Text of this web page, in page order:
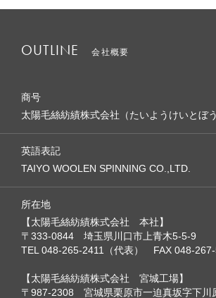
OUTLINE 会社概要
商号
太陽毛絲紡績株式会社（たいようけいとぼう
英語表記
TAIYO WOOLEN SPINNING CO.,LTD.
所在地
【太陽毛絲紡績株式会社 本社】
〒333-0844 埼玉県川口市上青木5-5-9
TEL 048-265-2411（代表） FAX 048-
【太陽毛絲紡績株式会社 宮城工場】
〒987-2308 宮城県栗原市一迫真坂字下川